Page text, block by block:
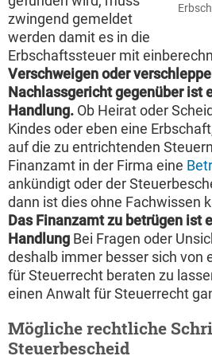
zwingend gemeldet
werden damit es in die
Erbschaftssteuer mit
Verschweigen oder
Nachlassgericht gegenüber ist
Handlung. Ob Heirat oder
Kindes oder eben eine
auf die zu entrichtenden
Finanzamt in der Firma eine
ankündigt oder der
dann ist dies ohne Fachwissen
Das Finanzamt zu betrügen ist
Handlung Bei Fragen oder
deshalb immer besser sich von
für Steuerrecht beraten zu
einen Anwalt für Steuerrecht
Mögliche rechtliche
Steuerbescheid